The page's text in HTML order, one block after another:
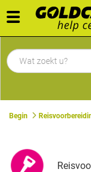
Toggle
navigation
Begin